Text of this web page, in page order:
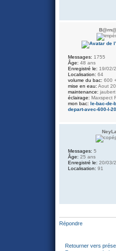
Messages: 1755
Âge: 48 ans
Enregistré le: 19/02/
Localisation: 64
volume du bac: 600
mise en eau: Aout
maintenance: jaubert
éclairage: Maxspect
mon bac: le-bac-de-
depart-avec-600-l-
Messages: 5
Âge: 25 ans
Enregistré le: 20/03/
Localisation: 91
Répondre
Retourner vers